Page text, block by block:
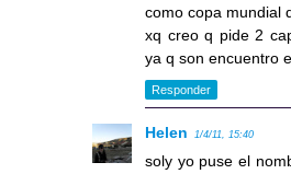
como copa mundial
xq creo q pide 2
ya q son encuentro
Responder
Helen 1/4/11, 15:40
soly yo puse el